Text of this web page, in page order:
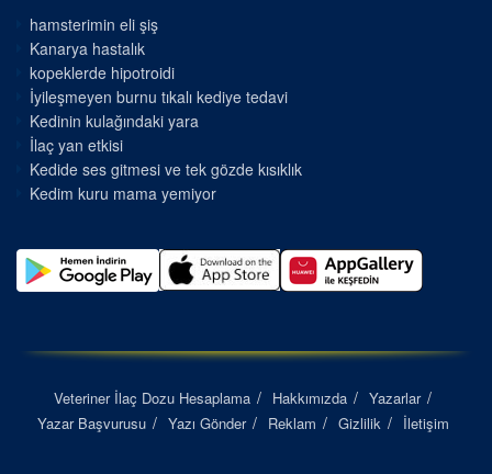
hamsterimin eli şiş
Kanarya hastalık
kopeklerde hipotroidi
İyileşmeyen burnu tıkalı kediye tedavi
Kedinin kulağındaki yara
İlaç yan etkisi
Kedide ses gitmesi ve tek gözde kısıklık
Kedim kuru mama yemiyor
Veteriner İlaç Dozu Hesaplama Hakkımızda
Yazarlar
Yazar Başvurusu
Yazı Gönder Reklam Gizlilik İletişim